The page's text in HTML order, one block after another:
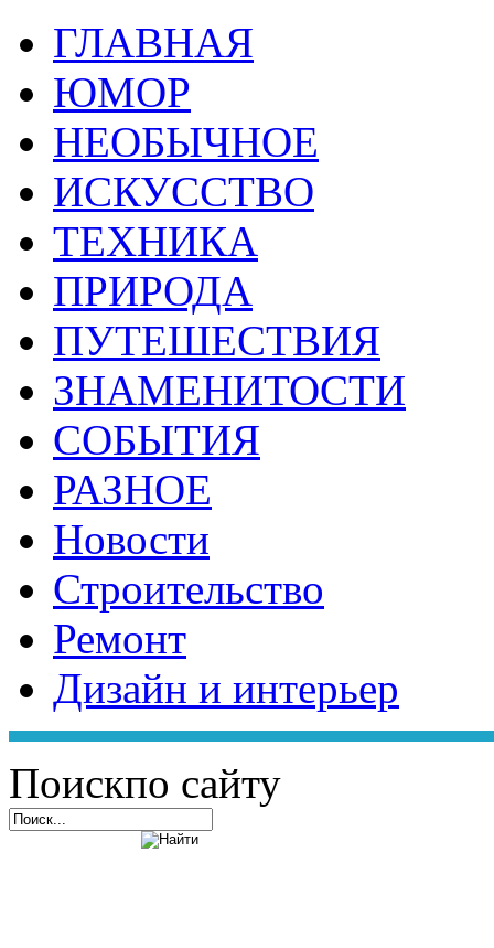
ГЛАВНАЯ
ЮМОР
НЕОБЫЧНОЕ
ИСКУССТВО
ТЕХНИКА
ПРИРОДА
ПУТЕШЕСТВИЯ
ЗНАМЕНИТОСТИ
СОБЫТИЯ
РАЗНОЕ
Новости
Строительство
Ремонт
Дизайн и интерьер
Поискпо сайту